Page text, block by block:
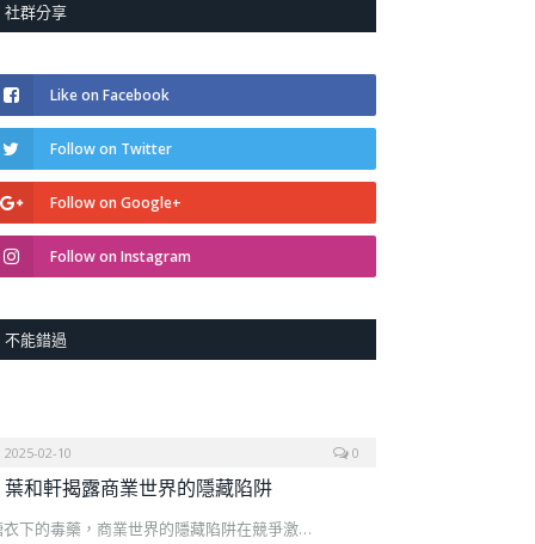
社群分享
Like on Facebook
Follow on Twitter
Follow on Google+
Follow on Instagram
不能錯過
2025-02-10 0
葉和軒揭露商業世界的隱藏陷阱
衣下的毒藥，商業世界的隱藏陷阱在競爭激…